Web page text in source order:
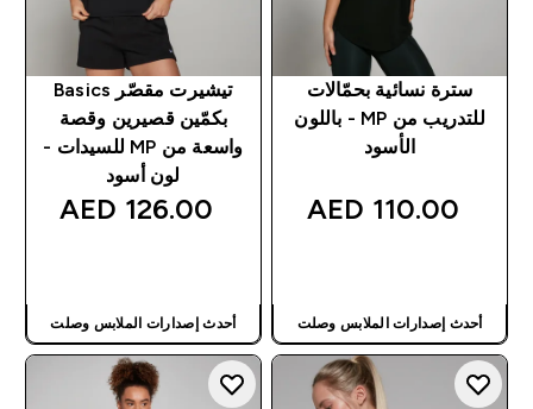
سترة نسائية بحمّالات
للتدريب من MP - باللون
الأسود
110.00 AED‎
أحدث إصدارات الملابس وصلت
تيشيرت مقصّر Basics
بكمّين قصيرين وقصة
واسعة من MP للسيدات -
لون أسود
126.00 AED‎
أحدث إصدارات الملابس وصلت